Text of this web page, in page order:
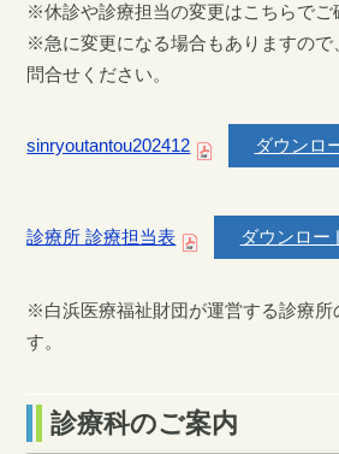
※休診や診療担当の変更はこちらでご
※急に変更になる場合もありますので
問合せください。
sinryoutantou202412 ダウンロ
診療所 診療担当表 ダウンロー
※白浜医療福祉財団が運営する診療所
す。
診療科のご案内